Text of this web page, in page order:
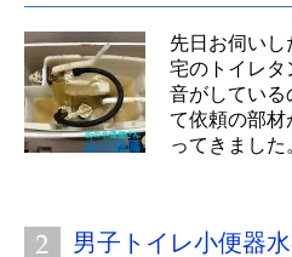
先日お伺いし
宅のトイレタ
音がしている
て依頼の部材
ってきました
男子トイレ小便器